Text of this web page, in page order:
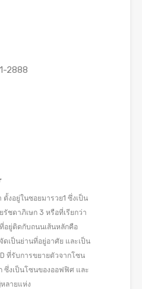
2888
งอยู่ในซอยมารวย1 ซึ่งเป็น
ชดาภิเษก 3 หรือที่เรียกว่า
อยู่ติดกับถนนเส้นหลักคือ
ดเป็นย่านที่อยู่อาศัย และเป็น
ที่รับการขยายตัวจากโซน
ซึ่งเป็นโซนของออฟฟิศ และ
ลายแห่ง